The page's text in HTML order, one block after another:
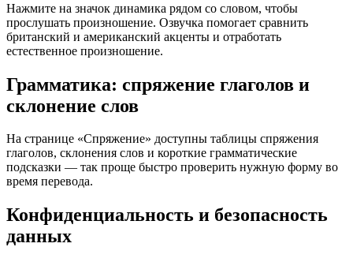
Нажмите на значок динамика рядом со словом, чтобы
прослушать произношение. Озвучка помогает сравнить
британский и американский акценты и отработать
естественное произношение.
Грамматика: спряжение глаголов и
склонение слов
На странице «Спряжение» доступны таблицы спряжения
глаголов, склонения слов и короткие грамматические
подсказки — так проще быстро проверить нужную форму во
время перевода.
Конфиденциальность и безопасность
данных